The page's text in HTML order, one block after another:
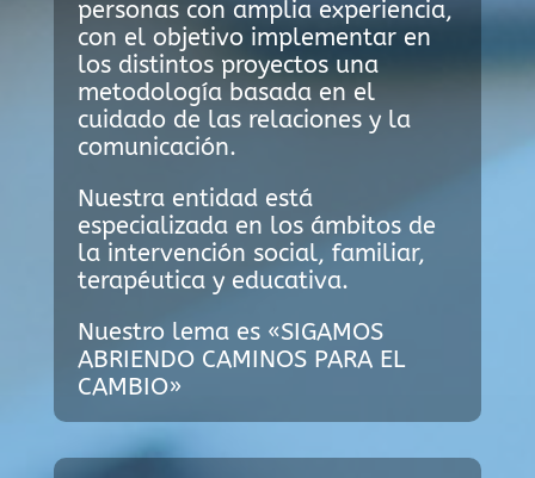
personas con amplia experiencia,
con el objetivo implementar en
los distintos proyectos una
metodología basada en el
cuidado de las relaciones y la
comunicación.
Nuestra entidad está
especializada en los ámbitos de
la intervención social, familiar,
terapéutica y educativa.
Nuestro lema es «SIGAMOS
ABRIENDO CAMINOS PARA EL
CAMBIO»